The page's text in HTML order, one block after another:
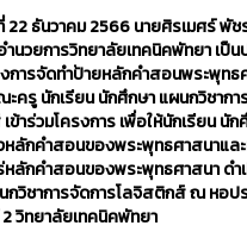
22 ธันวาคม 2566​ นายศิรเมศร์ พัช
นวยการวิทยาลัยเทคนิคพัทยา เป็น
การจัดทำป้ายหลักคำสอนพระพุทธ
ครู นักเรียน นักศึกษา แผนกวิชากา
ข้าร่วมโครงการ เพื่อให้นักเรียน นัก
ลักคำสอนของพระพุทธศาสนาและ
ลักคำสอนของพระพุทธศาสนา ดำ
กวิชาการจัดการโลจิสติกส์ ณ หอป
วิทยาลัยเทคนิคพัทยา